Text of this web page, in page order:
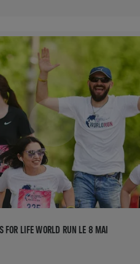
FOR LIFE WORLD RUN LE 8 MAI